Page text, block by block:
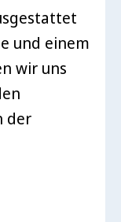
und einem
wir uns
der